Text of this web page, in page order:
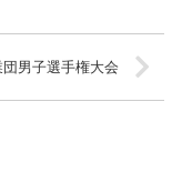
男子選手権大会